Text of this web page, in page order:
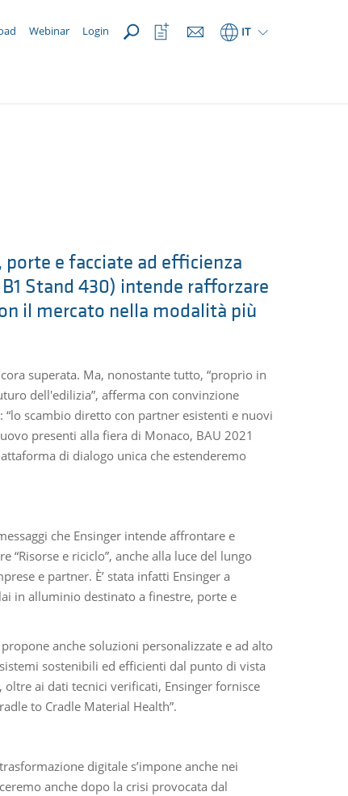
Webinar Login IT
Apri
la
e facciate ad efficienza
Stand 430) intende rafforzare
il mercato nella modalità più
superata. Ma, nonostante tutto, “proprio in
dell'edilizia”, afferma con convinzione
scambio diretto con partner esistenti e nuovi
presenti alla fiera di Monaco, BAU 2021
di dialogo unica che estenderemo
che Ensinger intende affrontare e
“Risorse e riciclo”, anche alla luce del lungo
e partner. È’ stata infatti Ensinger a
in alluminio destinato a finestre, porte e
anche soluzioni personalizzate e ad alto
sostenibili ed efficienti dal punto di vista
ai dati tecnici verificati, Ensinger fornisce
to Cradle Material Health”.
digitale s’impone anche nei
anche dopo la crisi provocata dal